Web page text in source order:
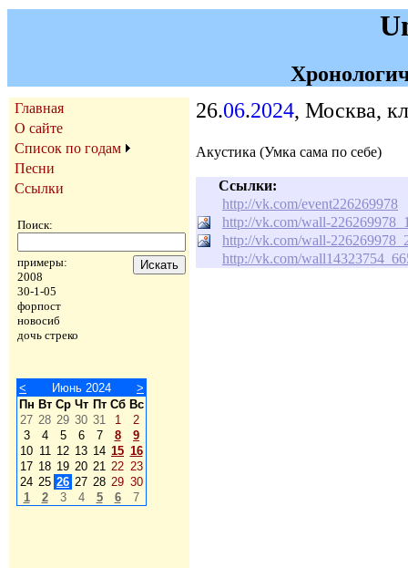
Главная
О сайте
Список по годам
Песни
Ссылки
Поиск:
примеры:
2008
30-1-05
форпост
новосиб
дочь стреко
< Июнь 2024
>
Пн Вт Ср Чт Пт Сб Вс
27 28 29 30 31 1
2
3
4 5 6 7 8
9
10 11 12 13 14 15 16
17 18 19 20 21 22 23
24 25 26 27 28 29 30
1
2 3 4 5 6 7
26.06.2024, Москва,
Акустика (Умка сама по себе)
Ссылки:
http://vk.com/event226269978
http://vk.com/wall-
http://vk.com/wall-
http://vk.com/